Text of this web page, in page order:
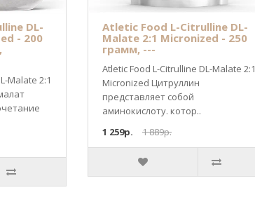
DL-
- 200
Malate 2:1
Atletic Food L-Citrulline DL-
Malate 2:1 Micronized - 250
грамм, ---
Atletic Food L-Citrulline DL-Malate 2:1
Micronized Цитруллин
представляет собой
аминокислоту. котор..
1 259р.
1 889р.